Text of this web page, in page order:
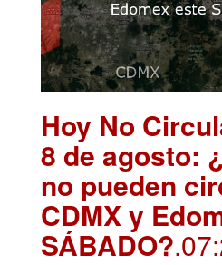
Hoy No
8 de agosto:
no pueden
CDMX y
SÁBADO?